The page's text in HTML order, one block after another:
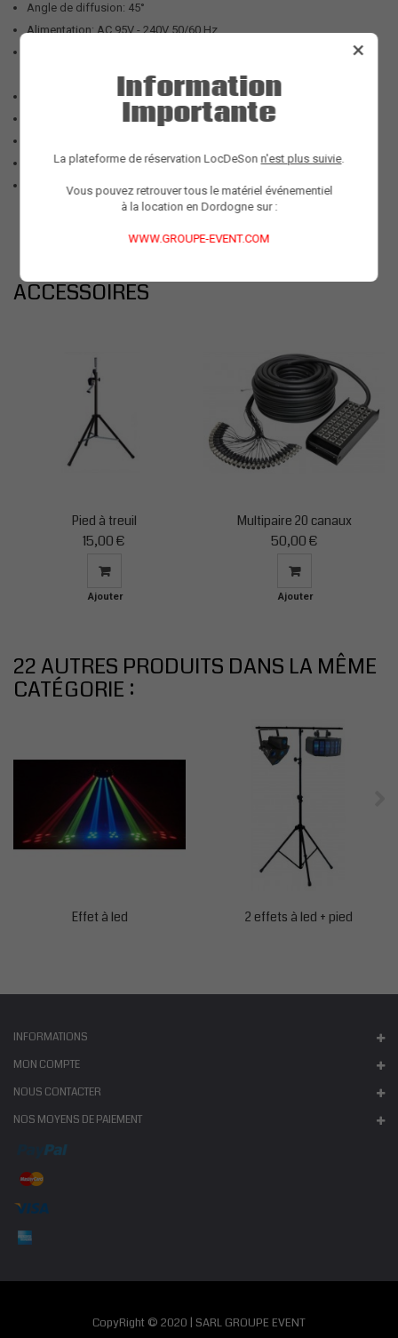
Angle de diffusion: 45°
Alimentation: AC 95V - 240V 50/60 Hz
Fonction: Auto-Fade, Auto-Switch
Entrée et sortie DMX sur XLR 3 broches
Dimensions: 200 x 200 x 140mm (210mm avec étrier)
Poids: 1,7 kg
ACCESSOIRES
Pied à treuil
15,00 €
Ajouter
Multipaire 20 canaux
50,00 €
Ajouter
22 AUTRES PRODUITS DANS LA MÊME
CATÉGORIE :
Effet à led 2 effets à led + pied
INFORMATIONS
MON COMPTE
NOUS CONTACTER
NOS MOYENS DE PAIEMENT
CopyRight © 2020 | SARL GROUPE EVENT
×
Information
Importante
La plateforme de réservation LocDeSon n'est plus suivie.
Vous pouvez retrouver tous le matériel événementiel
à la location en Dordogne sur :
WWW.GROUPE-EVENT.COM